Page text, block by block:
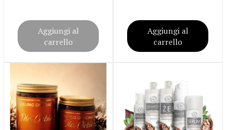
Aggiungi al
carrello
Aggiungi al
carrello